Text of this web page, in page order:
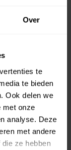
Over
te
te bieden
Ook delen we
met onze
analyse. Deze
met andere
ze hebben
nieuwe